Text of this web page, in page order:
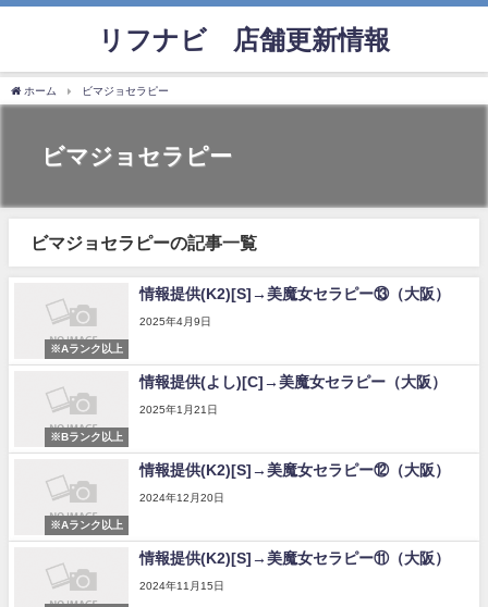
リフナビ®店舗更新情報
ホーム ビマジョセラピー
ビマジョセラピー
ビマジョセラピーの記事一覧
※Aランク以上
情報提供(K2)[S]→美魔女セラピー⑬（大阪）
2025年4月9日
※Bランク以上
情報提供(よし)[C]→美魔女セラピー（大阪）
2025年1月21日
※Aランク以上
情報提供(K2)[S]→美魔女セラピー⑫（大阪）
2024年12月20日
情報提供(K2)[S]→美魔女セラピー⑪（大阪）
2024年11月15日